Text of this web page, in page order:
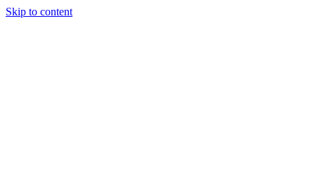
Skip to content